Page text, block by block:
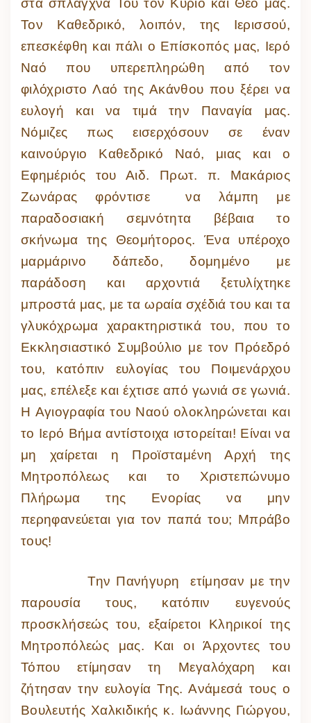
Τον Καθεδρικό, λοιπόν, της Ιερισσού,
επεσκέφθη και πάλι ο Επίσκοπός μας, Ιερό
Ναό που υπερεπληρώθη από τον
φιλόχριστο Λαό της Ακάνθου που ξέρει να
ευλογή και να τιμά την Παναγία μας.
Νόμιζες πως εισερχόσουν σε έναν
καινούργιο Καθεδρικό Ναό, μιας και ο
Εφημέριός του Αιδ. Πρωτ. π. Μακάριος
Ζωνάρας φρόντισε να λάμπη με
παραδοσιακή σεμνότητα βέβαια το
σκήνωμα της Θεομήτορος. Ένα υπέροχο
μαρμάρινο δάπεδο, δομημένο με
παράδοση και αρχοντιά ξετυλίχτηκε
μπροστά μας, με τα ωραία σχέδιά του και τα
γλυκόχρωμα χαρακτηριστικά του, που το
Εκκλησιαστικό Συμβούλιο με τον Πρόεδρό
του, κατόπιν ευλογίας του Ποιμενάρχου
μας, επέλεξε και έχτισε από γωνιά σε γωνιά.
Η Αγιογραφία του Ναού ολοκληρώνεται και
το Ιερό Βήμα αντίστοιχα ιστορείται! Είναι να
μη χαίρεται η Προϊσταμένη Αρχή της
Μητροπόλεως και το Χριστεπώνυμο
Πλήρωμα της Ενορίας να μην
περηφανεύεται για τον παπά του; Μπράβο
τους!
Την Πανήγυρη ετίμησαν με την
παρουσία τους, κατόπιν ευγενούς
προσκλήσεώς του, εξαίρετοι Κληρικοί της
Μητροπόλεώς μας. Και οι Άρχοντες του
Τόπου ετίμησαν τη Μεγαλόχαρη και
ζήτησαν την ευλογία Της. Ανάμεσά τους ο
Βουλευτής Χαλκιδικής κ. Ιωάννης Γιώργου,